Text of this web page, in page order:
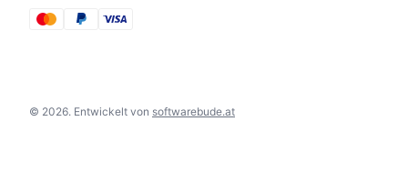
© 2026. Entwickelt von softwarebude.at